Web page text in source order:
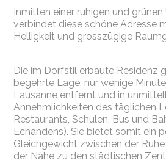
Inmitten einer ruhigen und
verbindet diese schöne Adresse
Helligkeit und grosszügige
Die im Dorfstil erbaute Residenz
begehrte Lage: nur wenige
Lausanne entfernt und in
Annehmlichkeiten des täglichen
Restaurants, Schulen, Bus und
Echandens). Sie bietet somit ein
Gleichgewicht zwischen der
der Nähe zu den städtischen